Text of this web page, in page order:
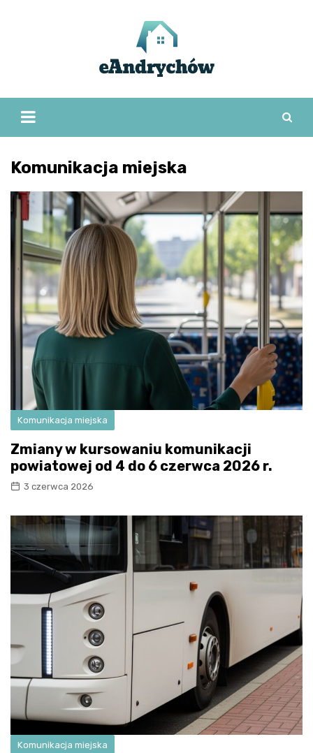
Komunikacja miejska
Komunikacja miejska
Zmiany w kursowaniu komunikacji
powiatowej od 4 do 6 czerwca 2026 r.
3 czerwca 2026
Komunikacja miejska